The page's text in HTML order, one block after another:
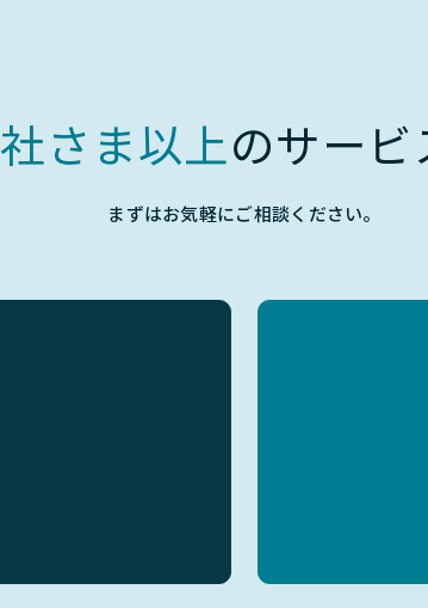
社さま以上のサー
まずはお気軽にご相談ください。